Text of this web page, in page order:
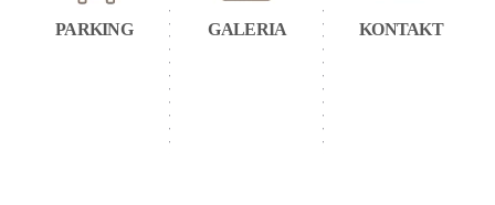
PARKING GALERIA KONTAKT